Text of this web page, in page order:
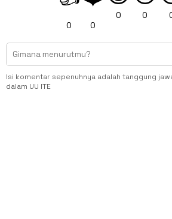
0 0
0 0
Isi komentar sepenuhnya adalah tanggung
dalam UU ITE